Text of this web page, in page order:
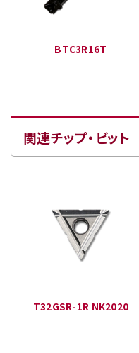
BTC3R16T
関連チップ・ビット
T32GSR-1R NK2020